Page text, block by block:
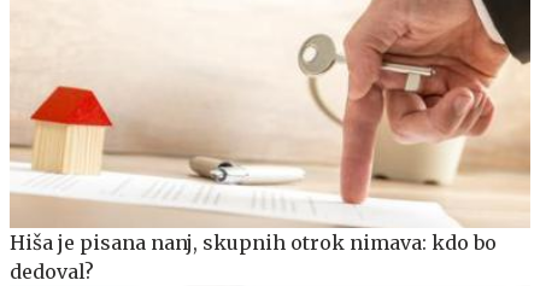
Hiša je pisana nanj, skupnih otrok nimava: kdo bo
dedoval?